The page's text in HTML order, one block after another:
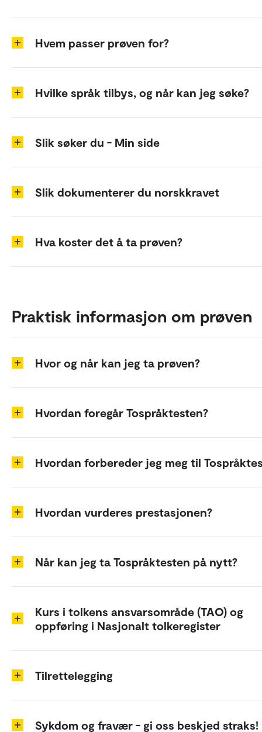
Hvem passer prøven for?
Hvilke språk tilbys, og når kan jeg søke?
Slik søker du - Min side
Slik dokumenterer du norskkravet
Hva koster det å ta prøven?
Praktisk informasjon om prøven
Hvor og når kan jeg ta prøven?
Hvordan foregår Tospråktesten?
Hvordan forbereder jeg meg til
Hvordan vurderes prestasjonen?
Når kan jeg ta Tospråktesten på nytt?
Kurs i tolkens ansvarsområde (TAO) og
oppføring i Nasjonalt tolkeregister
Tilrettelegging
Sykdom og fravær - gi oss beskjed straks!